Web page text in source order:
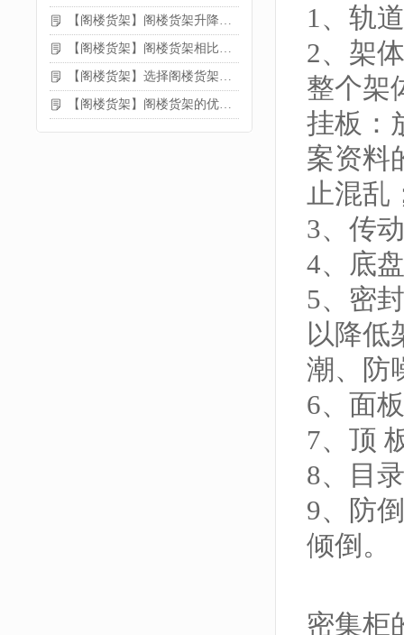
【阁楼货架】阁楼货架升降机需要注意哪些
【阁楼货架】阁楼货架相比传统货架的优势是什么
【阁楼货架】选择阁楼货架的好处？
【阁楼货架】阁楼货架的优点是什么
1、轨
2、架
整个架
挂板：
案资料
止混乱
3、传
4、底
5、密
以降低
潮、防
6、面
7、顶
8、目
9、防
倾倒。
密集柜